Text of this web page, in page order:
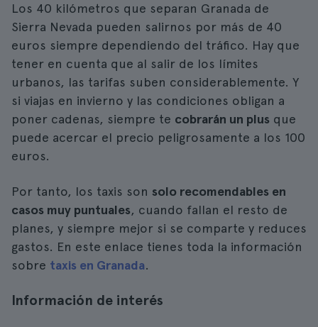
Los 40 kilómetros que separan Granada de
Sierra Nevada pueden salirnos por más de 40
euros siempre dependiendo del tráfico. Hay que
tener en cuenta que al salir de los límites
urbanos, las tarifas suben considerablemente. Y
si viajas en invierno y las condiciones obligan a
poner cadenas, siempre te cobrarán un plus que
puede acercar el precio peligrosamente a los 100
euros.
Por tanto, los taxis son solo recomendables en
casos muy puntuales, cuando fallan el resto de
planes, y siempre mejor si se comparte y reduces
gastos. En este enlace tienes toda la información
sobre taxis en Granada.
Información de interés